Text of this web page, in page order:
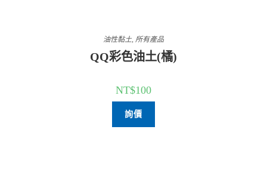
油性黏土 所有產品
QQ彩色油土(橘)
NT$100
詢價